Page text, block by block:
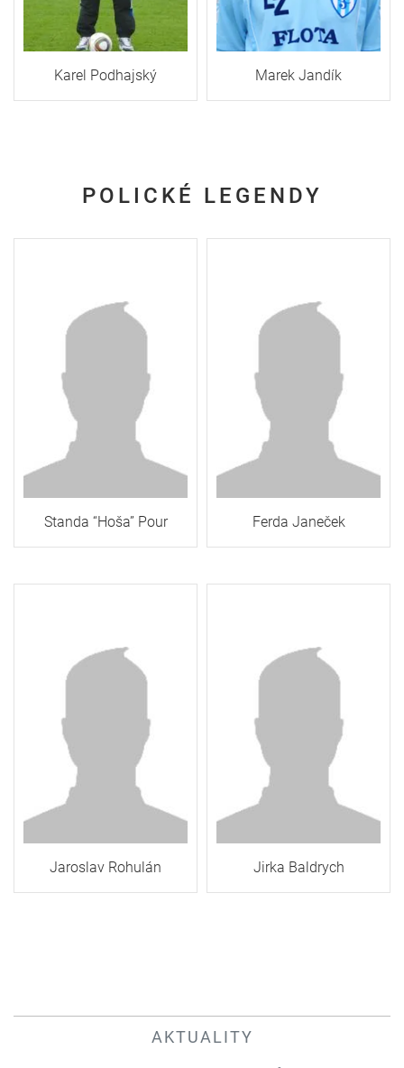
Karel Podhajský Marek Jandík
POLICKÉ LEGENDY
Standa “Hoša” Pour Ferda Janeček
Jaroslav Rohulán Jirka Baldrych
AKTUALITY